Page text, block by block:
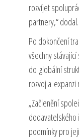
rozvíjet
partnery,“ dodal.
Po dokončení
všechny
do globální
rozvoj a
„Začlenění
dodavatelského
podmínky pro